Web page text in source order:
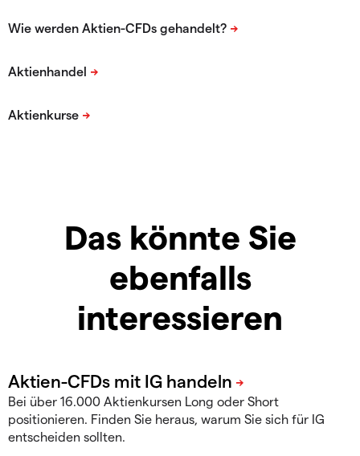
Das könnte Sie
ebenfalls
interessieren
Bei über 16.000 Aktienkursen Long oder Short
positionieren. Finden Sie heraus, warum Sie sich für IG
entscheiden sollten.